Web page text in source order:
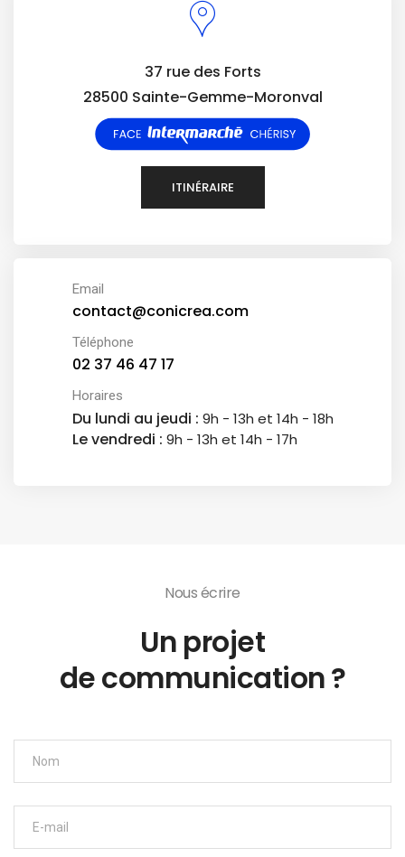
37 rue des Forts
28500 Sainte-Gemme-Moronval
ITINÉRAIRE
Email
contact@conicrea.com
Téléphone
02 37 46 47 17
Horaires
Du lundi au jeudi : 9h - 13h et 14h - 18h
Le vendredi : 9h - 13h et 14h - 17h
Nous écrire
Un projet
de communication ?